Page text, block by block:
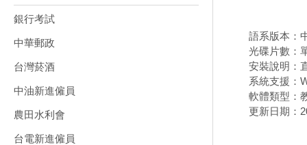
銀行考試
中華郵政
台灣菸酒
中油新進僱員
農田水利會
台電新進僱員
語系版本：
光碟片數：
安裝說明：
系統支援：
軟體類型：
更新日期：